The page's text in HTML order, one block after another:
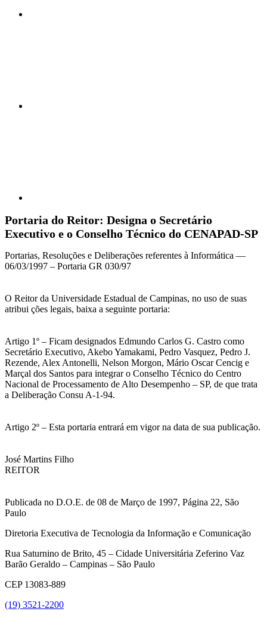
Portaria do Reitor: Designa o Secretário
Executivo e o Conselho Técnico do CENAPAD-SP
Portarias, Resoluções e Deliberações referentes à Informática —
06/03/1997 – Portaria GR 030/97
O Reitor da Universidade Estadual de Campinas, no uso de suas
atribui ções legais, baixa a seguinte portaria:
Artigo 1º – Ficam designados Edmundo Carlos G. Castro como
Secretário Executivo, Akebo Yamakami, Pedro Vasquez, Pedro J.
Rezende, Alex Antonelli, Nelson Morgon, Mário Oscar Cencig e
Marçal dos Santos para integrar o Conselho Técnico do Centro
Nacional de Processamento de Alto Desempenho – SP, de que trata
a Deliberação Consu A-1-94.
Artigo 2º – Esta portaria entrará em vigor na data de sua publicação.
José Martins Filho
REITOR
Publicada no D.O.E. de 08 de Março de 1997, Página 22, São
Paulo
Diretoria Executiva de Tecnologia da Informação e Comunicação
Rua Saturnino de Brito, 45 – Cidade Universitária Zeferino Vaz
Barão Geraldo – Campinas – São Paulo
CEP 13083-889
(19) 3521-2200